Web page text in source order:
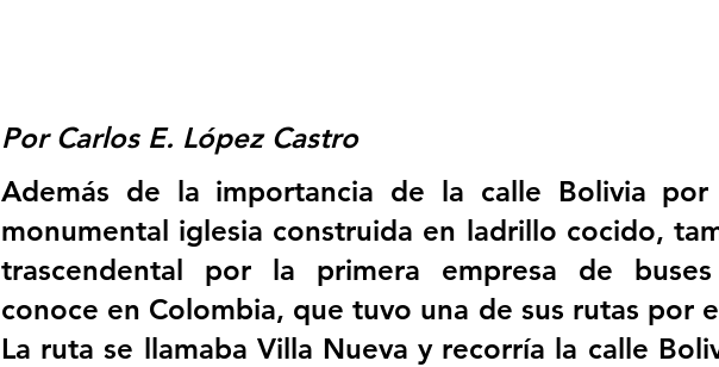
Por Carlos E. López Castro
Además de la importancia de la calle Bolivia
monumental iglesia construida en ladrillo cocido,
trascendental por la primera empresa de
conoce en Colombia, que tuvo una de sus rutas por
La ruta se llamaba Villa Nueva y recorría la calle